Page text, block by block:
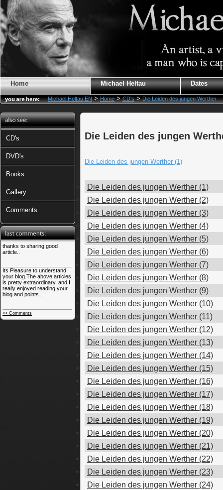
Home Michael Heltau Dates
Michael Heltau EN>Home>CD's>Die Leiden des jungen Werther
CD's
DVD's
Books
Gallery
Comments
thanks to sharing good
article..
Its Pleasure to understand
your blog.The above articles
is pretty extraordinary, and I
really enjoyed reading your
blog and points…
>> Comments
Die Leiden des jungen
Die Leiden des jungen Werther (1)
Die Leiden des jungen Werther (1)
Die Leiden des jungen Werther (2)
Die Leiden des jungen Werther (3)
Die Leiden des jungen Werther (4)
Die Leiden des jungen Werther (5)
Die Leiden des jungen Werther (6)
Die Leiden des jungen Werther (7)
Die Leiden des jungen Werther (8)
Die Leiden des jungen Werther (9)
Die Leiden des jungen Werther (10)
Die Leiden des jungen Werther (11)
Die Leiden des jungen Werther (12)
Die Leiden des jungen Werther (13)
Die Leiden des jungen Werther (14)
Die Leiden des jungen Werther (15)
Die Leiden des jungen Werther (16)
Die Leiden des jungen Werther (17)
Die Leiden des jungen Werther (18)
Die Leiden des jungen Werther (19)
Die Leiden des jungen Werther (20)
Die Leiden des jungen Werther (21)
Die Leiden des jungen Werther (22)
Die Leiden des jungen Werther (23)
Die Leiden des jungen Werther (24)